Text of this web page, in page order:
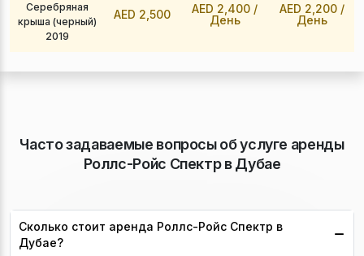
Серебряная
крыша (черный)
2019
AED 2,500 AED 2,400 /
День
AED 2,200 /
День
Часто задаваемые вопросы об услуге аренды
Роллс-Ройс Спектр в Дубае
Сколько стоит аренда Роллс-Ройс Спектр в
Дубае?